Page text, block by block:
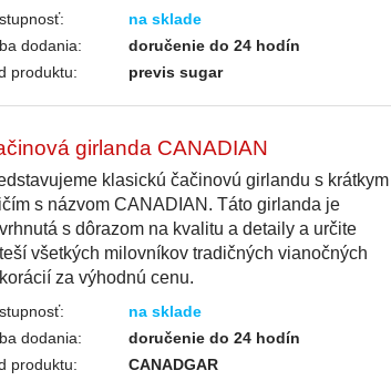
na sklade
dodania:
doručenie do 24 hodín
produktu:
previs sugar
girlanda CANADIAN
klasickú čačinovú girlandu s krátkym
s názvom CANADIAN. Táto girlanda je
s dôrazom na kvalitu a detaily a určite
všetkých milovníkov tradičných vianočných
za výhodnú cenu.
na sklade
dodania:
doručenie do 24 hodín
produktu:
CANADGAR